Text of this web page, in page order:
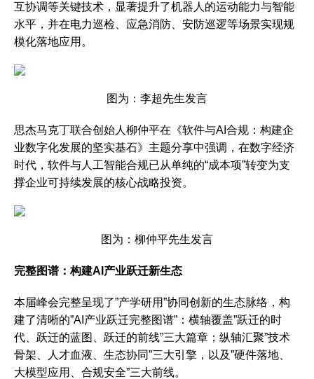
互协调等关键技术，显著提升了机器人的运动能力与智能
水平，并在电力巡检、应急消防、安防巡逻等场景实现规
模化落地应用。
图为：李超先生发言
思杰马克丁联合创始人柳仲平在《软件与AI合规：构建企
业数字化发展的坚实基石》主题分享中强调，在数字经济
时代，软件与人工智能合规已从单纯的“成本项”转变为支
撑企业可持续发展的核心战略投资。
图为：柳仲平先生发言
完整图谱：构建AI产业跃迁新生态
本届峰会完整呈现了”产学研用”协同创新的生态脉络，构
建了清晰的”AI产业跃迁完整图谱”：横轴覆盖”跃迁的时
代、跃迁的蓝图、跃迁的前线”三大篇章；纵轴汇聚”技术
骨架、人才血液、生态协同”三大引擎，以及”硬件落地、
大模型应用、合规安全”三大前线。